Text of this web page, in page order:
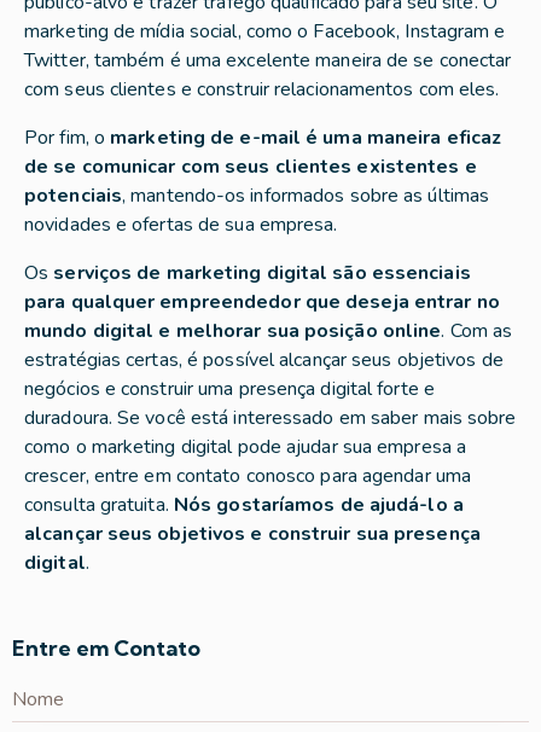
marketing de mídia social, como o Facebook, Instagram e
Twitter, também é uma excelente maneira de se conectar
com seus clientes e construir relacionamentos com eles.
Por fim, o marketing de e-mail é uma maneira eficaz
de se comunicar com seus clientes existentes e
potenciais, mantendo-os informados sobre as últimas
novidades e ofertas de sua empresa.
Os serviços de marketing digital são essenciais
para qualquer empreendedor que deseja entrar no
mundo digital e melhorar sua posição online. Com as
estratégias certas, é possível alcançar seus objetivos de
negócios e construir uma presença digital forte e
duradoura. Se você está interessado em saber mais sobre
como o marketing digital pode ajudar sua empresa a
crescer, entre em contato conosco para agendar uma
consulta gratuita. Nós gostaríamos de ajudá-lo a
alcançar seus objetivos e construir sua presença
digital.
Entre em Contato